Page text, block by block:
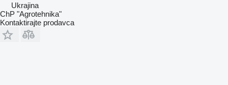
Ukrajina
ChP "Agrotehnika"
Kontaktirajte prodavca